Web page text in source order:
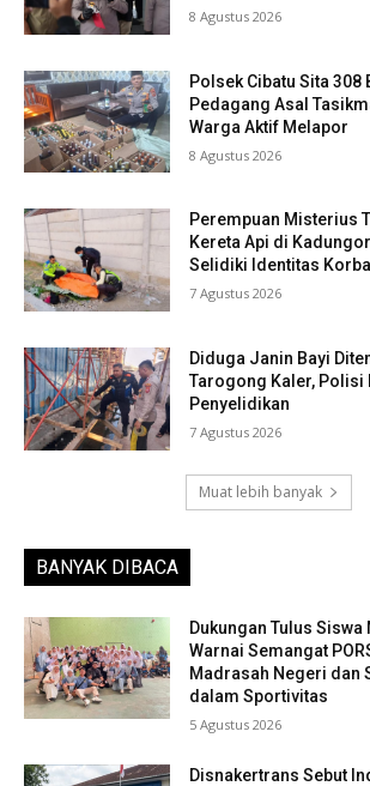
8 Agustus 2026
Polsek Cibatu Sita
Pedagang Asal
Warga Aktif Melapor
8 Agustus 2026
Perempuan Misterius
Kereta Api di
Selidiki Identitas
7 Agustus 2026
Diduga Janin Bayi
Tarogong Kaler, Polisi
Penyelidikan
7 Agustus 2026
Muat lebih banyak
BANYAK DIBACA
Dukungan Tulus Siswa
Warnai Semangat
Madrasah Negeri dan
dalam Sportivitas
5 Agustus 2026
Disnakertrans Sebut